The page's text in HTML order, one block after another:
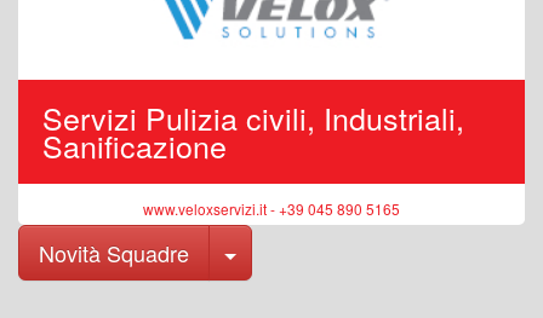
Servizi Pulizia civili, Industriali,
Sanificazione
www.veloxservizi.it - +39 045 890 5165
Novità Squadre Toggle Dropdown